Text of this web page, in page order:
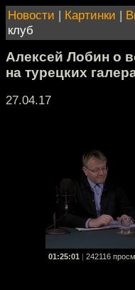
Новости | Картинки |
клуб
Алексей Лобин о
на турецких
27.04.17
01:25:01 242116